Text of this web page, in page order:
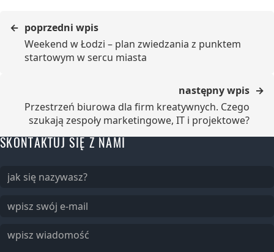
poprzedni wpis
Weekend w Łodzi – plan zwiedzania z punktem
startowym w sercu miasta
następny wpis
Przestrzeń biurowa dla firm kreatywnych. Czego
szukają zespoły marketingowe, IT i projektowe?
SKONTAKTUJ SIĘ Z NAMI